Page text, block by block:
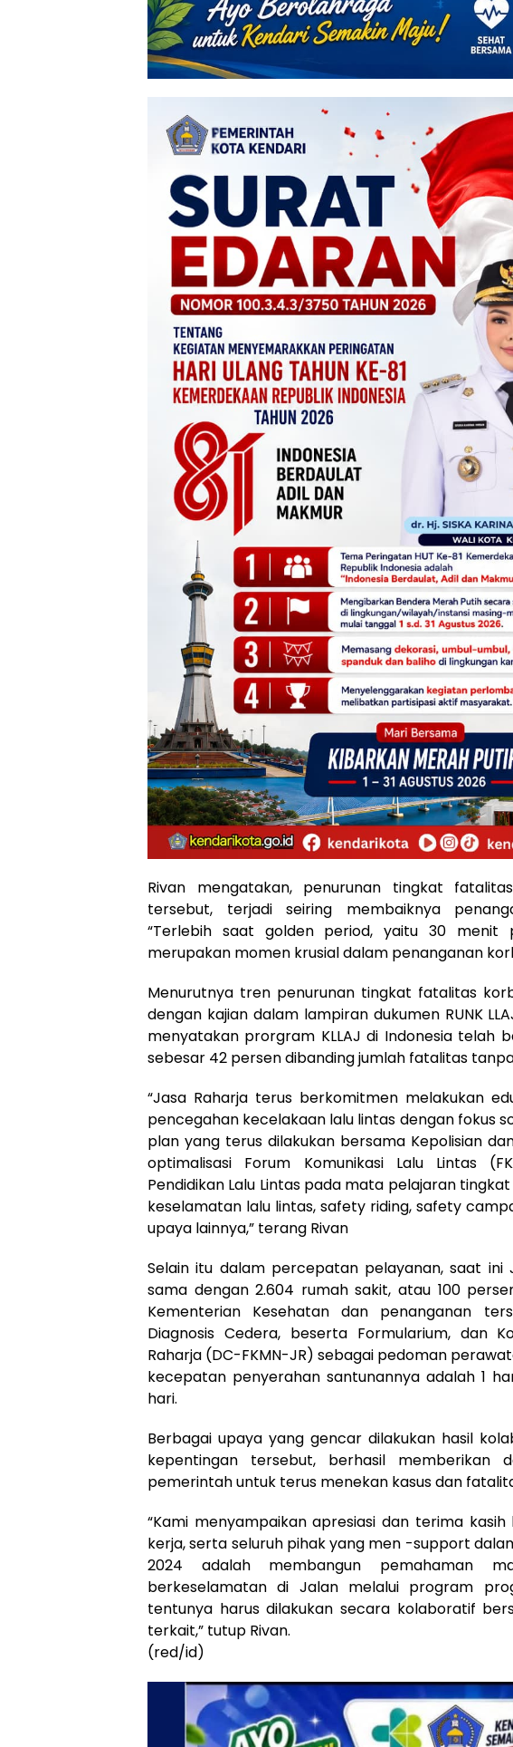
Rivan mengatakan, penurunan tingkat
tersebut, terjadi seiring membaiknya
“Terlebih saat golden period, yaitu 30 menit
merupakan momen krusial dalam penanganan
Menurutnya tren penurunan tingkat fatalitas
dengan kajian dalam lampiran dukumen RUNK
menyatakan prorgram KLLAJ di Indonesia telah
sebesar 42 persen dibanding jumlah fatalitas
“Jasa Raharja terus berkomitmen melakukan
pencegahan kecelakaan lalu lintas dengan fokus
plan yang terus dilakukan bersama Kepolisian
optimalisasi Forum Komunikasi Lalu Lintas
Pendidikan Lalu Lintas pada mata pelajaran tingkat
keselamatan lalu lintas, safety riding, safety
upaya lainnya,” terang Rivan
Selain itu dalam percepatan pelayanan, saat ini
sama dengan 2.604 rumah sakit, atau 100
Kementerian Kesehatan dan penanganan
Diagnosis Cedera, beserta Formularium, dan
Raharja (DC-FKMN-JR) sebagai pedoman
kecepatan penyerahan santunannya adalah 1
hari.
Berbagai upaya yang gencar dilakukan hasil
kepentingan tersebut, berhasil memberikan
pemerintah untuk terus menekan kasus dan
“Kami menyampaikan apresiasi dan terima
kerja, serta seluruh pihak yang men -support
2024 adalah membangun pemahaman
berkeselamatan di Jalan melalui program
tentunya harus dilakukan secara kolaboratif
terkait,” tutup Rivan.
(red/id)